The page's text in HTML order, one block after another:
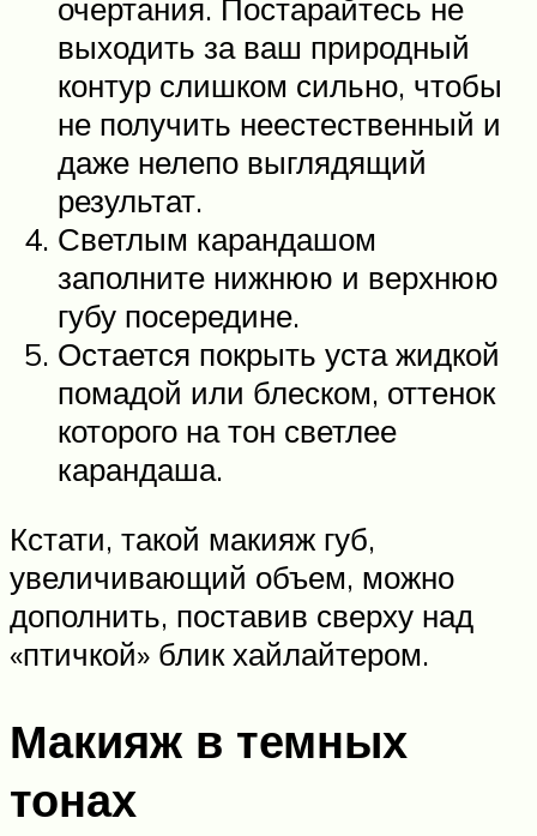
очертания. Постарайтесь не
выходить за ваш природный
контур слишком сильно, чтобы
не получить неестественный и
даже нелепо выглядящий
результат.
Светлым карандашом
заполните нижнюю и верхнюю
губу посередине.
Остается покрыть уста жидкой
помадой или блеском, оттенок
которого на тон светлее
карандаша.
Кстати, такой макияж губ,
увеличивающий объем, можно
дополнить, поставив сверху над
«птичкой» блик хайлайтером.
Макияж в темных
тонах